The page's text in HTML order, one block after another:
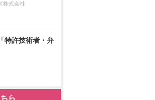
株式会社
特許技術者・弁
ら